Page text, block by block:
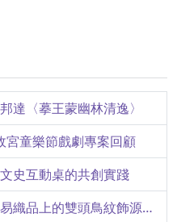
達〈摹王蒙幽林清逸〉
宮童樂節戲劇專案回顧
史互動桌的共創實踐
從雙頭鷹到比翼鳥 － 亞洲貿易織品上的雙頭鳥紋飾源流初探